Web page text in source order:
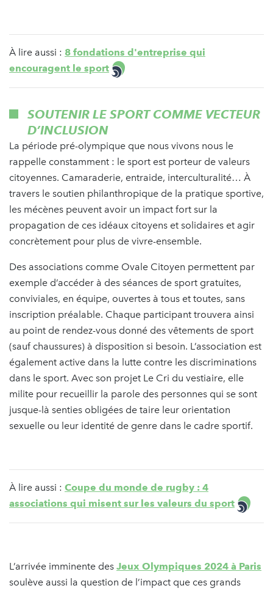
À lire aussi : 8 fondations d'entreprise qui
encouragent le sport
SOUTENIR LE SPORT COMME VECTEUR
D’INCLUSION
La période pré-olympique que nous vivons nous le
rappelle constamment : le sport est porteur de valeurs
citoyennes. Camaraderie, entraide, interculturalité… À
travers le soutien philanthropique de la pratique sportive,
les mécènes peuvent avoir un impact fort sur la
propagation de ces idéaux citoyens et solidaires et agir
concrètement pour plus de vivre-ensemble.
Des associations comme Ovale Citoyen permettent par
exemple d’accéder à des séances de sport gratuites,
conviviales, en équipe, ouvertes à tous et toutes, sans
inscription préalable. Chaque participant trouvera ainsi
au point de rendez-vous donné des vêtements de sport
(sauf chaussures) à disposition si besoin. L’association est
également active dans la lutte contre les discriminations
dans le sport. Avec son projet Le Cri du vestiaire, elle
milite pour recueillir la parole des personnes qui se sont
jusque-là senties obligées de taire leur orientation
sexuelle ou leur identité de genre dans le cadre sportif.
À lire aussi : Coupe du monde de rugby : 4
associations qui misent sur les valeurs du sport
L’arrivée imminente des Jeux Olympiques 2024 à Paris
soulève aussi la question de l’impact que ces grands